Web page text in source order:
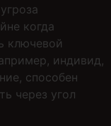
когда
ключевой
индивид,
способен
через угол